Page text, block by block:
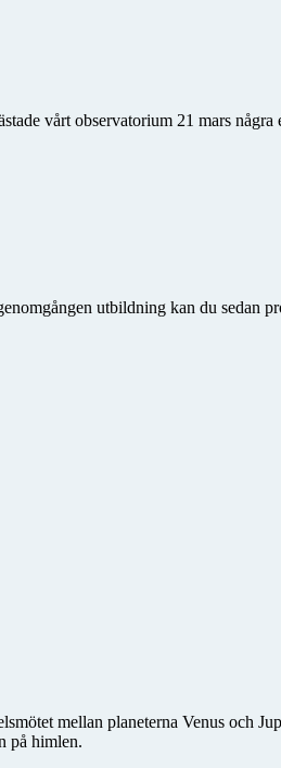
vårt observatorium 21 mars
utbildning kan du sedan
mellan planeterna Venus och
på himlen.